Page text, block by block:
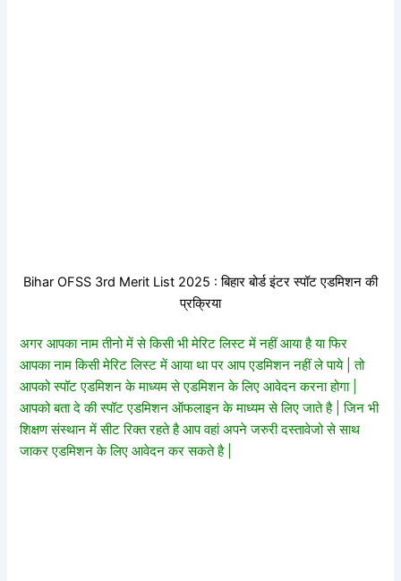
Bihar OFSS 3rd Merit List 2025 : बिहार बोर्ड इंटर स्पॉट एडमिशन की
प्रक्रिया
अगर आपका नाम तीनो में से किसी भी मेरिट लिस्ट में नहीं आया है या फिर
आपका नाम किसी मेरिट लिस्ट में आया था पर आप एडमिशन नहीं ले पाये | तो
आपको स्पॉट एडमिशन के माध्यम से एडमिशन के लिए आवेदन करना होगा |
आपको बता दे की स्पॉट एडमिशन ऑफलाइन के माध्यम से लिए जाते है | जिन भी
शिक्षण संस्थान में सीट रिक्त रहते है आप वहां अपने जरुरी दस्तावेजो से साथ
जाकर एडमिशन के लिए आवेदन कर सकते है |